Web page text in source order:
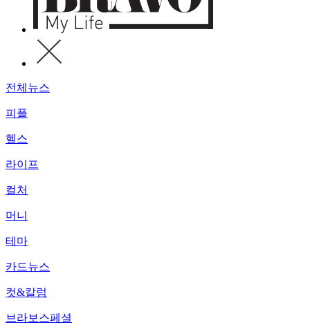
전체뉴스
피플
헬스
라이프
컬처
머니
테마
카드뉴스
컷&칼럼
브라보스페셜